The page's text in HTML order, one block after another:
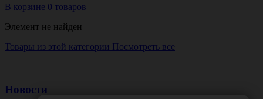
В корзине 0 товаров
Элемент не найден
Товары из этой категории Посмотреть все
Новости